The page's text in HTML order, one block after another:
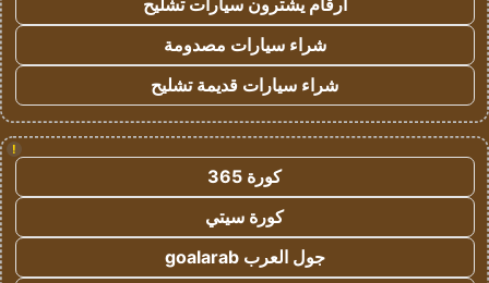
ارقام يشترون سيارات تشليح
شراء سيارات مصدومة
شراء سيارات قديمة تشليح
!
كورة 365
كورة سيتي
جول العرب goalarab